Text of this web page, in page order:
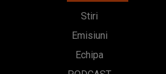
Stiri
Emisiuni
Echipa